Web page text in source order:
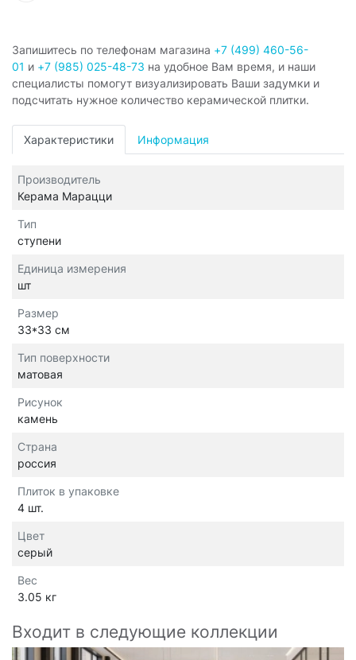
Запишитесь по телефонам магазина +7 (499) 460-56-
01 и +7 (985) 025-48-73 на удобное Вам время, и наши
специалисты помогут визуализировать Ваши задумки и
подсчитать нужное количество керамической плитки.
Характеристики Информация
Производитель
Керама Марацци
Тип
ступени
Единица измерения
шт
Размер
33*33 см
Тип поверхности
матовая
Рисунок
камень
Страна
россия
Плиток в упаковке
4 шт.
Цвет
серый
Вес
3.05 кг
Входит в следующие коллекции